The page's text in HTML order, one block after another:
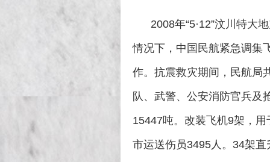
2008年“5·12”汶川特大
情况下，中国民航紧急调集
作。抗震救灾期间，民航局
队、武警、公安消防官兵及
15447吨。改装飞机9架，
市运送伤员3495人。34架